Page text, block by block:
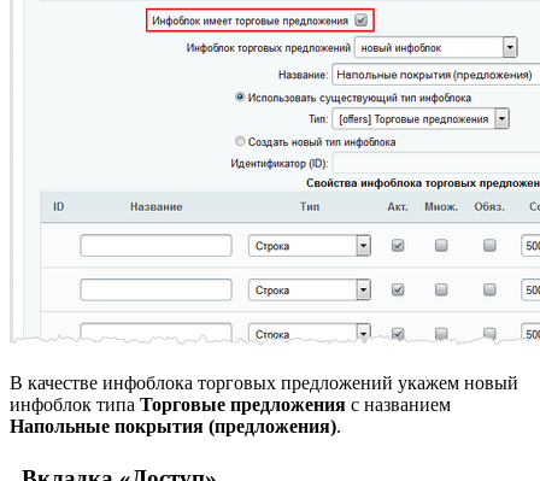
В качестве инфоблока торговых предложений укажем новый
инфоблок типа Торговые предложения с названием
Напольные покрытия (предложения).